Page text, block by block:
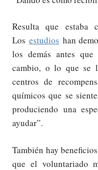
Resulta que estaba
Los estudios han
los demás antes
cambio, o lo que se
centros de
químicos que se
produciendo una
ayudar”.
También hay
que el voluntariado